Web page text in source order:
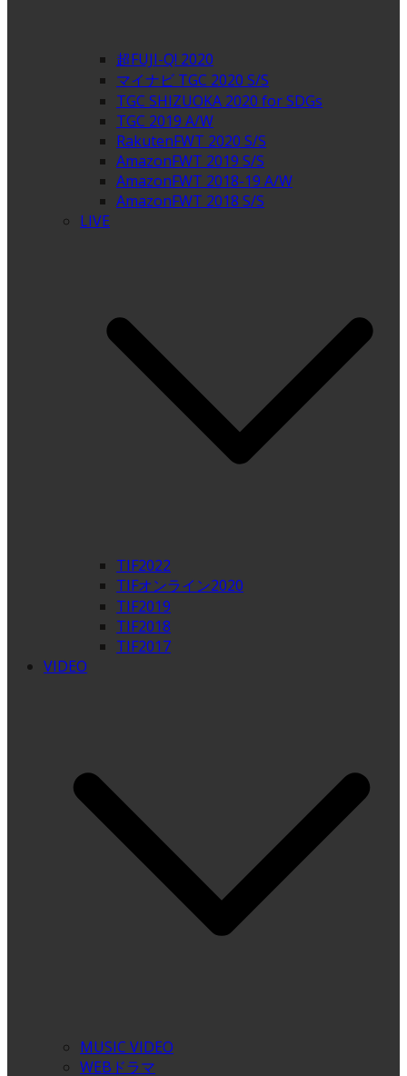
超FUJI-Q! 2020
マイナビ TGC 2020 S/S
TGC SHIZUOKA 2020 for SDGs
TGC 2019 A/W
RakutenFWT 2020 S/S
AmazonFWT 2019 S/S
AmazonFWT 2018-19 A/W
AmazonFWT 2018 S/S
LIVE
TIF2022
TIFオンライン2020
TIF2019
TIF2018
TIF2017
VIDEO
MUSIC VIDEO
WEBドラマ